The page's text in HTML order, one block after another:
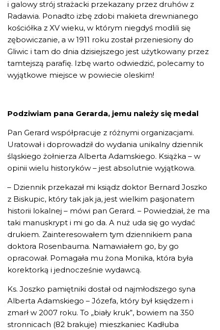
i galowy strój strażacki przekazany przez druhów z
Radawia. Ponadto izbę zdobi makieta drewnianego
kościółka z XV wieku, w którym niegdyś modlili się
zębowiczanie, a w 1911 roku został przeniesiony do
Gliwic i tam do dnia dzisiejszego jest użytkowany przez
tamtejszą parafię. Izbę warto odwiedzić, polecamy to
wyjątkowe miejsce w powiecie oleskim!
Podziwiam pana Gerarda, jemu należy się medal
Pan Gerard współpracuje z różnymi organizacjami.
Uratował i doprowadził do wydania unikalny dziennik
śląskiego żołnierza Alberta Adamskiego. Książka – w
opinii wielu historyków – jest absolutnie wyjątkowa.
– Dziennik przekazał mi ksiądz doktor Bernard Joszko
z Biskupic, który tak jak ja, jest wielkim pasjonatem
historii lokalnej – mówi pan Gerard. – Powiedział, że ma
taki manuskrypt i mi go da. A nuż uda się go wydać
drukiem. Zainteresowałem tym dziennikiem pana
doktora Rosenbauma. Namawiałem go, by go
opracował. Pomagała mu żona Monika, która była
korektorką i jednocześnie wydawcą.
Ks. Joszko pamiętniki dostał od najmłodszego syna
Alberta Adamskiego – Józefa, który był księdzem i
zmarł w 2007 roku. To „biały kruk”, bowiem na 350
stronnicach (82 brakuje) mieszkaniec Kadłuba